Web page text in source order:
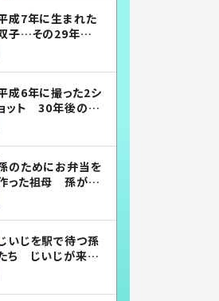
成7年に生まれた
子…その29年後
成6年に撮った2シ
ット 30年後の姿
のためにお弁当を
った祖母 孫が絶
いじを駅で待つ孫
ち じいじが来た